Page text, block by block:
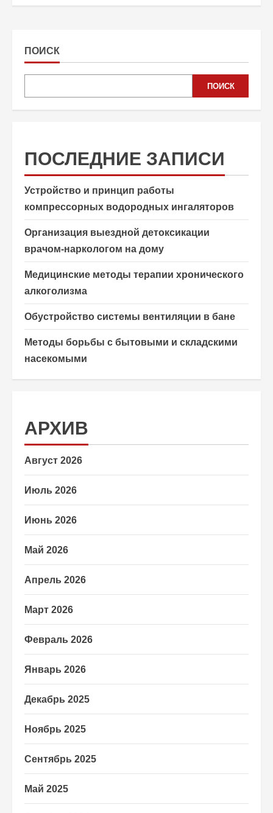
ПОИСК
ПОИСК
ПОСЛЕДНИЕ ЗАПИСИ
Устройство и принцип работы
компрессорных водородных ингаляторов
Организация выездной детоксикации
врачом-наркологом на дому
Медицинские методы терапии хронического
алкоголизма
Обустройство системы вентиляции в бане
Методы борьбы с бытовыми и складскими
насекомыми
АРХИВ
Август 2026
Июль 2026
Июнь 2026
Май 2026
Апрель 2026
Март 2026
Февраль 2026
Январь 2026
Декабрь 2025
Ноябрь 2025
Сентябрь 2025
Май 2025